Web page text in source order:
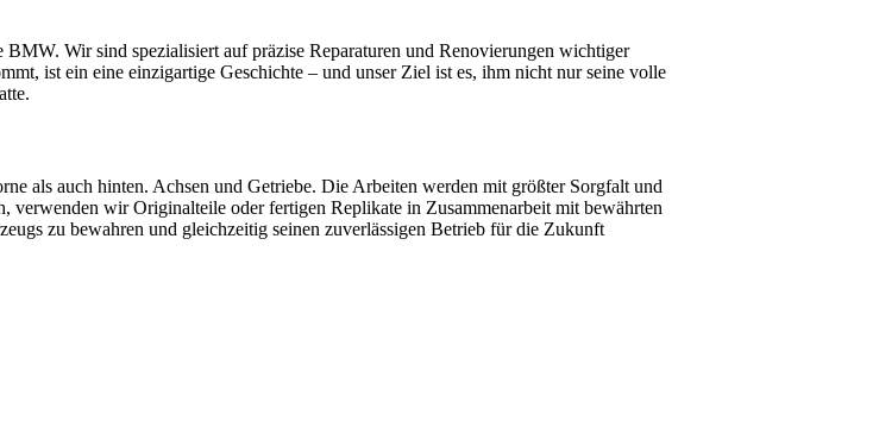
BMW. Wir sind spezialisiert auf präzise Reparaturen und Renovierungen wichtiger
ist ein eine einzigartige Geschichte – und unser Ziel ist es, ihm nicht nur seine volle
als auch hinten. Achsen und Getriebe. Die Arbeiten werden mit größter Sorgfalt und
verwenden wir Originalteile oder fertigen Replikate in Zusammenarbeit mit bewährten
zu bewahren und gleichzeitig seinen zuverlässigen Betrieb für die Zukunft